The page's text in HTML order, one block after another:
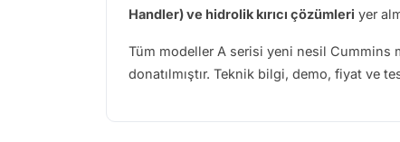
Handler) ve hidrolik kırıcı çözümleri yer
Tüm modeller A serisi yeni nesil Cummins
donatılmıştır. Teknik bilgi, demo, fiyat ve